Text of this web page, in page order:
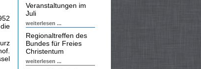
Veranstaltungen im
Juli
weiterlesen ...
Regionaltreffen des
Bundes für Freies
Christentum
weiterlesen ...